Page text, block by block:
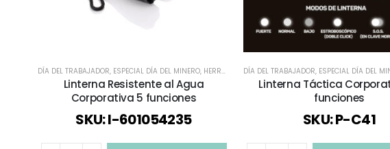
DÍA DEL TRABAJADOR, ESPECIAL DÍA DEL MINERO, HERRAMIENTAS ,HERRAMIENTAS Y SET,TECNOLOGÍA /
Linterna Resistente al Agua
Corporativa 5 funciones
SKU: I-601054235
DÍA DEL TRABAJADOR, ESPECIAL DÍA DEL
Linterna Táctica
funciones
SKU: P-C41